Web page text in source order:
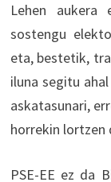
Lehen aukera
sostengu
eta, bestetik,
iluna segitu
askatasunari,
horrekin lortzen
PSE-EE ez da